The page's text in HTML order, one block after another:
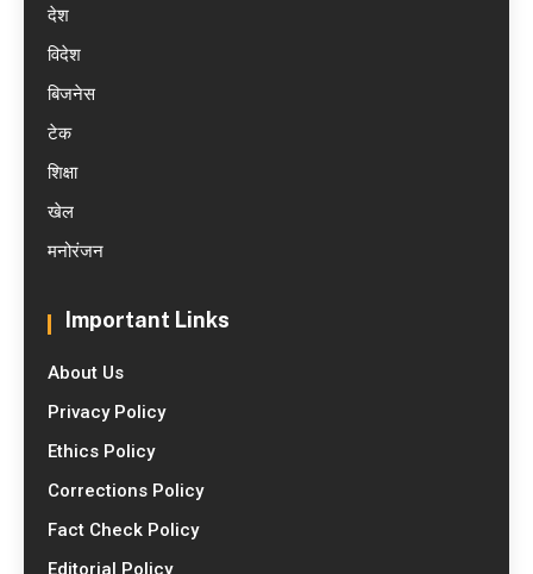
देश
विदेश
बिजनेस
टेक
शिक्षा
खेल
मनोरंजन
Important Links
About Us
Privacy Policy
Ethics Policy
Corrections Policy
Fact Check Policy
Editorial Policy